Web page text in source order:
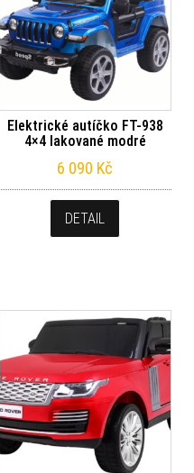
Elektrické autíčko FT-938
4×4 lakované modré
6 090 Kč
DETAIL